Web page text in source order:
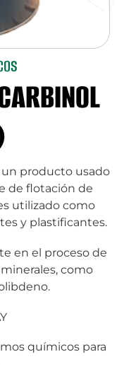
un producto usado
de flotación de
utilizado como
y plastificantes.
en el proceso de
como
químicos para